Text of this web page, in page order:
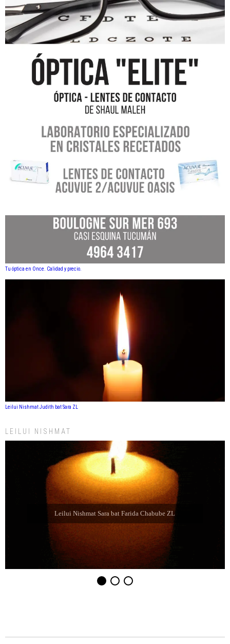
Tu óptica en Once. Calidad y precio.
Leilui Nishmat Judith bat Sara ZL
LEILUI NISHMAT
Leilui Nishmat Eliahu Jaim Jabbaz ZL ben Jacibe